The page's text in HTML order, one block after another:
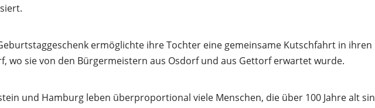
ermöglichte ihre Tochter eine gemeinsame Kutschfahrt in ihren
wo sie von den Bürgermeistern aus Osdorf und aus Gettorf erwartet wurde.
und Hamburg leben überproportional viele Menschen, die über 100 Jahre alt